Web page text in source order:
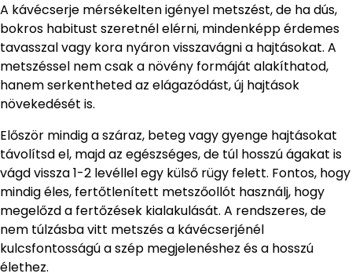
A kávécserje mérsékelten igényel metszést, de ha dús,
bokros habitust szeretnél elérni, mindenképp érdemes
tavasszal vagy kora nyáron visszavágni a hajtásokat. A
metszéssel nem csak a növény formáját alakíthatod,
hanem serkentheted az elágazódást, új hajtások
növekedését is.
Először mindig a száraz, beteg vagy gyenge hajtásokat
távolítsd el, majd az egészséges, de túl hosszú ágakat is
vágd vissza 1-2 levéllel egy külső rügy felett. Fontos, hogy
mindig éles, fertőtlenített metszőollót használj, hogy
megelőzd a fertőzések kialakulását. A rendszeres, de
nem túlzásba vitt metszés a kávécserjénél
kulcsfontosságú a szép megjelenéshez és a hosszú
élethez.